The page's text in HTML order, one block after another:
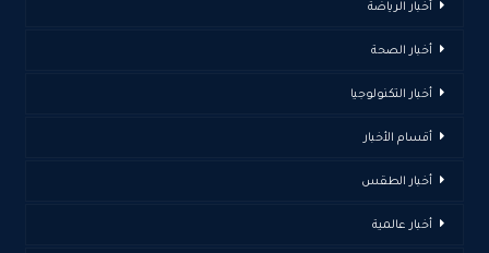
أخبار الرياضة
أخبار الصحة
أخبار التكنولوجيا
أقسام الأخبار
أخبار الطقس
أخبار عالمية